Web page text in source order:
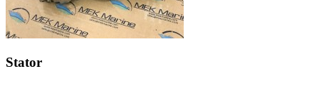
Stator